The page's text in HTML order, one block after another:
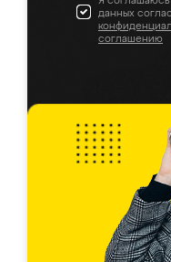
данных
соглашению